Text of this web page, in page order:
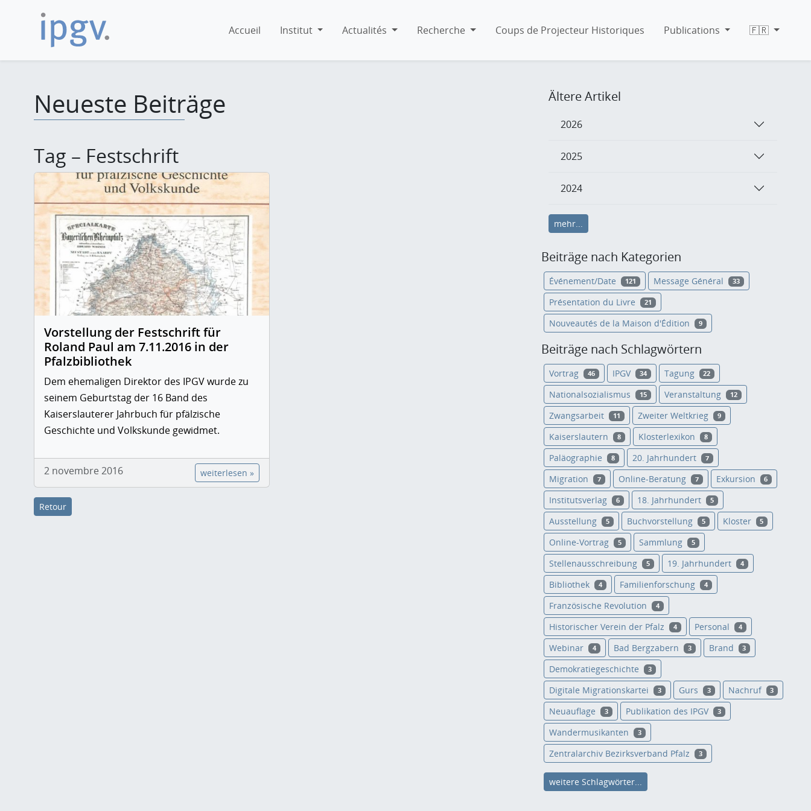
Accueil Institut Actualités Recherche Coups de Projecteur Historiques Publications 🇫🇷
Neueste Beiträge
Tag – Festschrift
Vorstellung der Festschrift für
Roland Paul am 7.11.2016 in der
Pfalzbibliothek
Dem ehemaligen Direktor des IPGV wurde zu
seinem Geburtstag der 16 Band des
Kaiserslauterer Jahrbuch für pfälzische
Geschichte und Volkskunde gewidmet.
2 novembre 2016 weiterlesen »
Retour
Ältere Artikel
2026
2025
2024
mehr...
Beiträge nach Kategorien
Événement/Date 121 Message Général 33
Présentation du Livre 21
Nouveautés de la Maison d'Édition 9
Beiträge nach Schlagwörtern
Vortrag 46 IPGV 34 Tagung 22
Nationalsozialismus 15 Veranstaltung 12
Zwangsarbeit 11 Zweiter Weltkrieg 9
Kaiserslautern 8 Klosterlexikon 8
Paläographie 8 20. Jahrhundert 7
Migration 7 Online-Beratung 7 Exkursion 6
Institutsverlag 6 18. Jahrhundert 5
Ausstellung 5 Buchvorstellung 5 Kloster 5
Online-Vortrag 5 Sammlung 5
Stellenausschreibung 5 19. Jahrhundert 4
Bibliothek 4 Familienforschung 4
Französische Revolution 4
Historischer Verein der Pfalz 4 Personal 4
Webinar 4 Bad Bergzabern 3 Brand 3
Demokratiegeschichte 3
Digitale Migrationskartei 3 Gurs 3 Nachruf 3
Neuauflage 3 Publikation des IPGV 3
Wandermusikanten 3
Zentralarchiv Bezirksverband Pfalz 3
weitere Schlagwörter...